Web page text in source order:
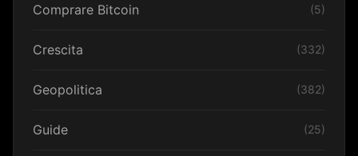
Comprare Bitcoin (5)
Crescita (332)
Geopolitica (382)
Guide (25)